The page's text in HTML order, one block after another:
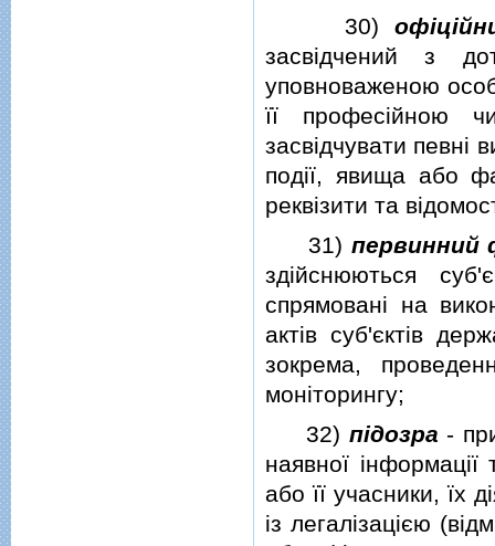
30)
засвiдчений з
уповноваженою
її професiйною
засвiдчувати певнi
подiї, явища або
реквiзити та
31) первинний
здiйснюються
спрямованi на
актiв суб'єктiв
зокрема,
монiторингу;
32) пiдозра -
наявної
або її учасники, їх
iз легалiзацiєю